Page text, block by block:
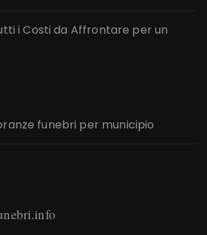
i Costi da Affrontare per un
funebri per municipio